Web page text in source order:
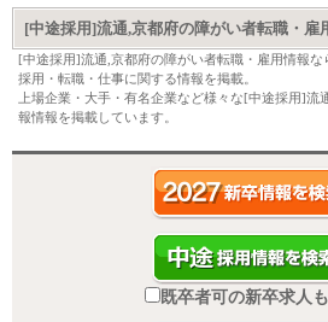
[中途採用]流通,京都府の障がい者転職・雇
[中途採用]流通,京都府の障がい者転職・雇用情報な
採用・転職・仕事に関する情報を掲載。
上場企業・大手・有名企業など様々な[中途採用]
報情報を掲載しています。
既卒者可の新卒求人